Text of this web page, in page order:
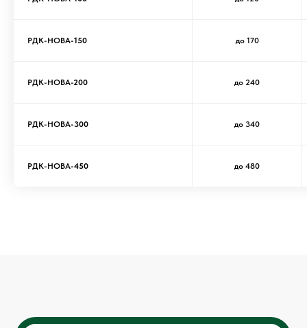
РДК-НОВА-150 до 170
РДК-НОВА-200 до 240
РДК-НОВА-300 до 340
РДК-НОВА-450 до 480